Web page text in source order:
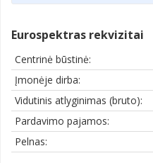
Eurospektras rekvizitai
Centrinė būstinė:
Įmonėje dirba:
Vidutinis atlyginimas (bruto):
Pardavimo pajamos:
Pelnas: